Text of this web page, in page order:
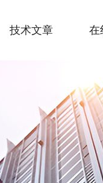
技术文章 在